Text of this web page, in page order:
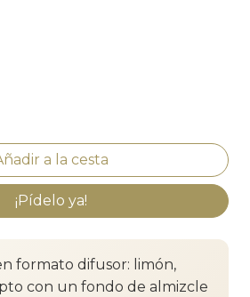
¡Pídelo ya!
formato difusor: limón,
con un fondo de almizcle